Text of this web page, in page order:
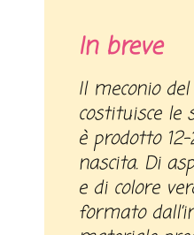
In breve
Il meconio del neonato, che
costituisce le
è prodotto
nascita. Di
e di colore
formato